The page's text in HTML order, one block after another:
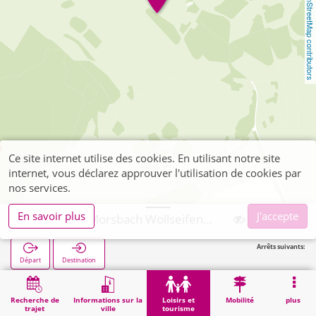
OpenStreetMap contributors
Recherche de
trajet
Informations sur la
ville
Loisirs et
tourisme
Mobilité plus
Départ Destination
Arrêts suivants:
Démarrage Loisirs et tourisme Schleiden, Morsbach Wollseifen (Wüstung)
Ce site internet utilise des cookies. En utilisant notre site
internet, vous déclarez approuver l'utilisation de cookies par
nos services.
En savoir plus
J'accepte